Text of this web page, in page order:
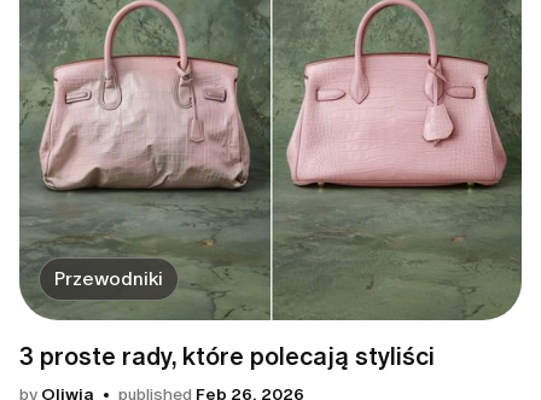
Przewodniki
3 proste rady, które polecają styliści
by Oliwia published Feb 26, 2026